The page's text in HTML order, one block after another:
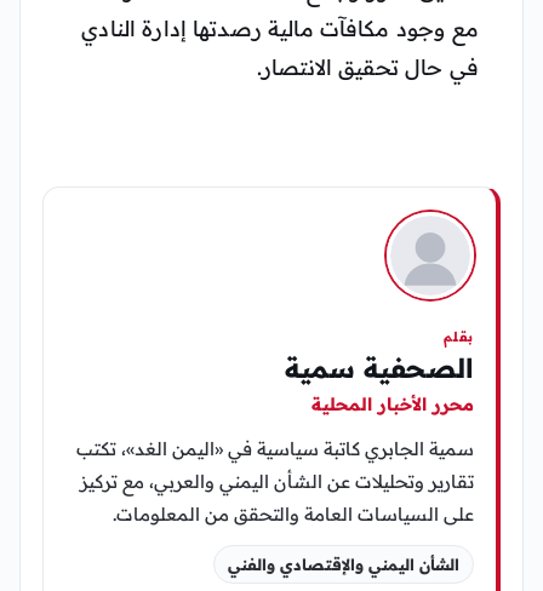
مع وجود مكافآت مالية رصدتها إدارة النادي
في حال تحقيق الانتصار.
بقلم
الصحفية سمية
محرر الأخبار المحلية
سمية الجابري كاتبة سياسية في «اليمن الغد»، تكتب
تقارير وتحليلات عن الشأن اليمني والعربي، مع تركيز
على السياسات العامة والتحقق من المعلومات.
الشأن اليمني والإقتصادي والفني